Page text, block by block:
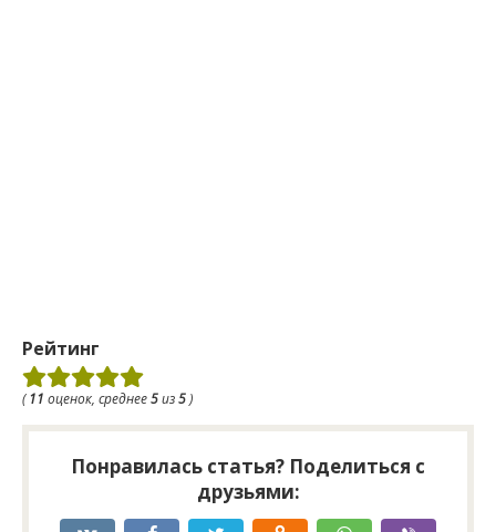
Рейтинг
(11 оценок, среднее5из5)
Понравилась статья? Поделиться с
друзьями: